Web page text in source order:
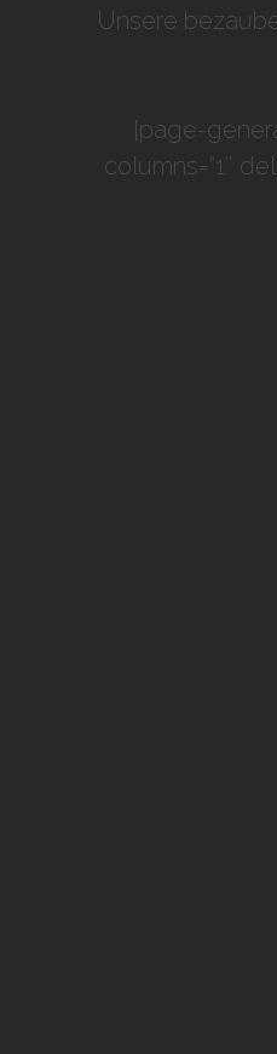
Unsere
[page-
columns=“1″